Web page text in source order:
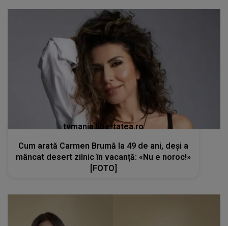
tvmania.libertatea.ro
Cum arată Carmen Brumă la 49 de ani, deși a
mâncat desert zilnic în vacanță: «Nu e noroc!»
[FOTO]